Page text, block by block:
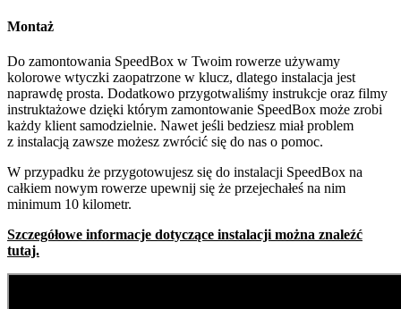
Montaż
Do zamontowania SpeedBox w Twoim rowerze używamy
kolorowe wtyczki zaopatrzone w klucz, dlatego instalacja jest
naprawdę prosta. Dodatkowo przygotwaliśmy instrukcje oraz filmy
instruktażowe dzięki którym zamontowanie SpeedBox może zrobi
każdy klient samodzielnie. Nawet jeśli bedziesz miał problem
z instalacją zawsze możesz zwrócić się do nas o pomoc.
W przypadku że przygotowujesz się do instalacji SpeedBox na
całkiem nowym rowerze upewnij się że przejechałeś na nim
minimum 10 kilometr.
Szczegółowe informacje dotyczące instalacji można znaleźć
tutaj.